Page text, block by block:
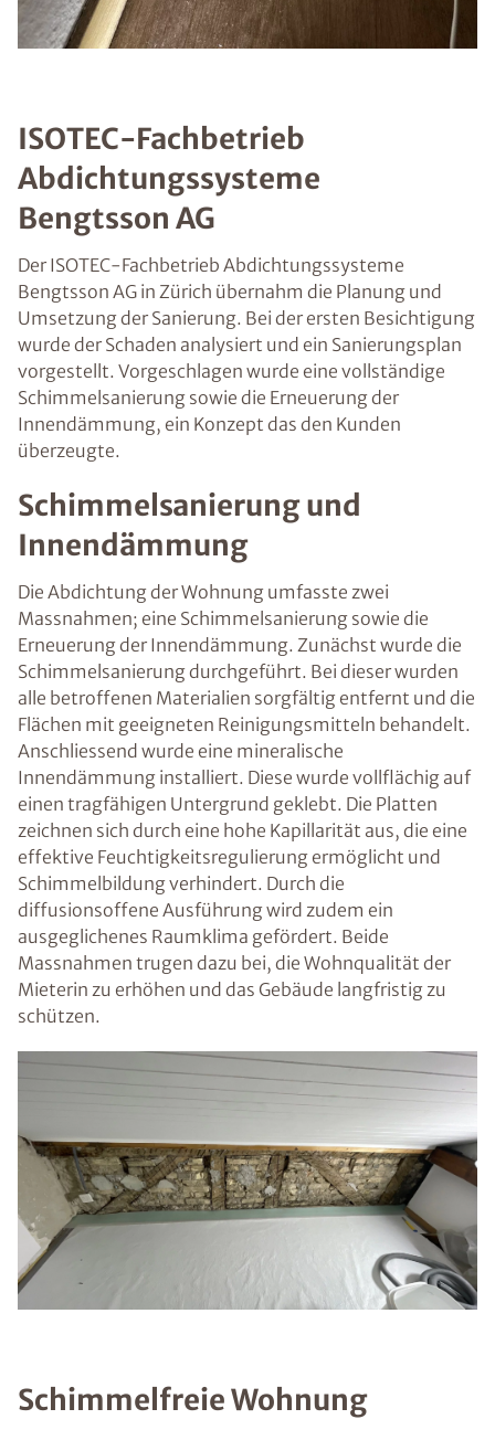
ISOTEC-Fachbetrieb
Abdichtungssysteme
Bengtsson AG
Der ISOTEC-Fachbetrieb Abdichtungssysteme
Bengtsson AG in Zürich übernahm die Planung und
Umsetzung der Sanierung. Bei der ersten Besichtigung
wurde der Schaden analysiert und ein Sanierungsplan
vorgestellt. Vorgeschlagen wurde eine vollständige
Schimmelsanierung sowie die Erneuerung der
Innendämmung, ein Konzept das den Kunden
überzeugte.
Schimmelsanierung und
Innendämmung
Die Abdichtung der Wohnung umfasste zwei
Massnahmen; eine Schimmelsanierung sowie die
Erneuerung der Innendämmung. Zunächst wurde die
Schimmelsanierung durchgeführt. Bei dieser wurden
alle betroffenen Materialien sorgfältig entfernt und die
Flächen mit geeigneten Reinigungsmitteln behandelt.
Anschliessend wurde eine mineralische
Innendämmung installiert. Diese wurde vollflächig auf
einen tragfähigen Untergrund geklebt. Die Platten
zeichnen sich durch eine hohe Kapillarität aus, die eine
effektive Feuchtigkeitsregulierung ermöglicht und
Schimmelbildung verhindert. Durch die
diffusionsoffene Ausführung wird zudem ein
ausgeglichenes Raumklima gefördert. Beide
Massnahmen trugen dazu bei, die Wohnqualität der
Mieterin zu erhöhen und das Gebäude langfristig zu
schützen.
Schimmelfreie Wohnung